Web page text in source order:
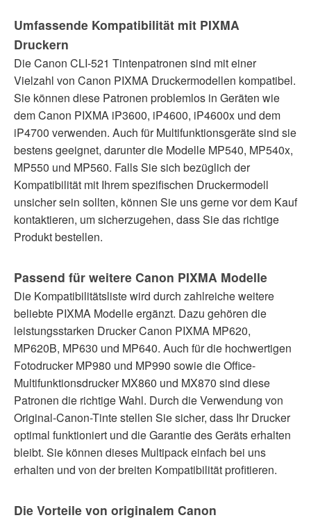
Umfassende Kompatibilität mit PIXMA
Druckern
Die Canon CLI-521 Tintenpatronen sind mit einer
Vielzahl von Canon PIXMA Druckermodellen kompatibel.
Sie können diese Patronen problemlos in Geräten wie
dem Canon PIXMA iP3600, iP4600, iP4600x und dem
iP4700 verwenden. Auch für Multifunktionsgeräte sind sie
bestens geeignet, darunter die Modelle MP540, MP540x,
MP550 und MP560. Falls Sie sich bezüglich der
Kompatibilität mit Ihrem spezifischen Druckermodell
unsicher sein sollten, können Sie uns gerne vor dem Kauf
kontaktieren, um sicherzugehen, dass Sie das richtige
Produkt bestellen.
Passend für weitere Canon PIXMA Modelle
Die Kompatibilitätsliste wird durch zahlreiche weitere
beliebte PIXMA Modelle ergänzt. Dazu gehören die
leistungsstarken Drucker Canon PIXMA MP620,
MP620B, MP630 und MP640. Auch für die hochwertigen
Fotodrucker MP980 und MP990 sowie die Office-
Multifunktionsdrucker MX860 und MX870 sind diese
Patronen die richtige Wahl. Durch die Verwendung von
Original-Canon-Tinte stellen Sie sicher, dass Ihr Drucker
optimal funktioniert und die Garantie des Geräts erhalten
bleibt. Sie können dieses Multipack einfach bei uns
erhalten und von der breiten Kompatibilität profitieren.
Die Vorteile von originalem Canon